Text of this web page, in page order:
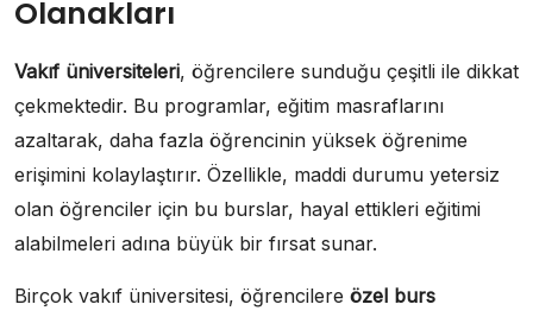
Olanakları
Vakıf üniversiteleri, öğrencilere sunduğu çeşitli ile dikkat
çekmektedir. Bu programlar, eğitim masraflarını
azaltarak, daha fazla öğrencinin yüksek öğrenime
erişimini kolaylaştırır. Özellikle, maddi durumu yetersiz
olan öğrenciler için bu burslar, hayal ettikleri eğitimi
alabilmeleri adına büyük bir fırsat sunar.
Birçok vakıf üniversitesi, öğrencilere özel burs